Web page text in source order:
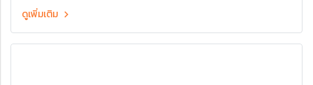
ดูเพิ่มเติม